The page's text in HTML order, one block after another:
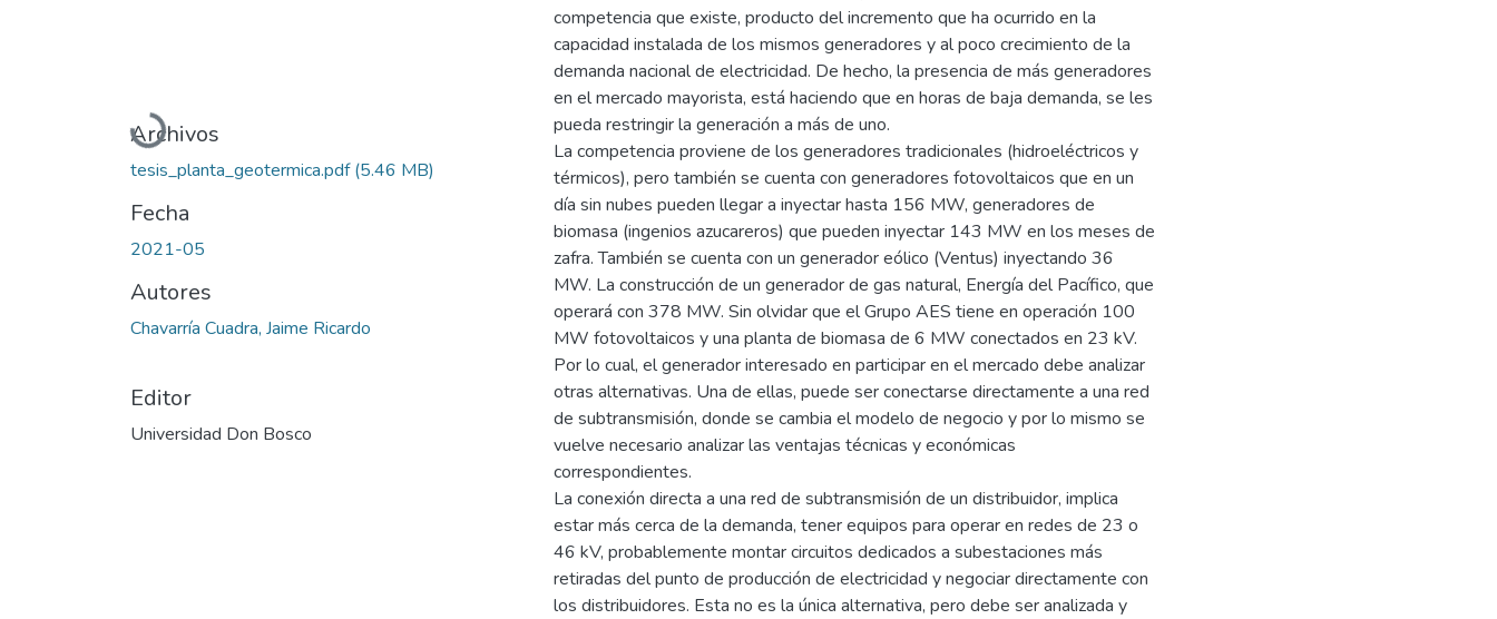
Cargando...
Archivos
tesis_planta_geotermica.pdf(5.46 MB)
Fecha
2021-05
Autores
Chavarría Cuadra, Jaime Ricardo
Editor
Universidad Don Bosco
competencia que existe, producto del incremento que ha ocurrido en la
capacidad instalada de los mismos generadores y al poco crecimiento de la
demanda nacional de electricidad. De hecho, la presencia de más generadores
en el mercado mayorista, está haciendo que en horas de baja demanda, se les
pueda restringir la generación a más de uno.
La competencia proviene de los generadores tradicionales (hidroeléctricos y
térmicos), pero también se cuenta con generadores fotovoltaicos que en un
día sin nubes pueden llegar a inyectar hasta 156 MW, generadores de
biomasa (ingenios azucareros) que pueden inyectar 143 MW en los meses de
zafra. También se cuenta con un generador eólico (Ventus) inyectando 36
MW. La construcción de un generador de gas natural, Energía del Pacífico, que
operará con 378 MW. Sin olvidar que el Grupo AES tiene en operación 100
MW fotovoltaicos y una planta de biomasa de 6 MW conectados en 23 kV.
Por lo cual, el generador interesado en participar en el mercado debe analizar
otras alternativas. Una de ellas, puede ser conectarse directamente a una red
de subtransmisión, donde se cambia el modelo de negocio y por lo mismo se
vuelve necesario analizar las ventajas técnicas y económicas
correspondientes.
La conexión directa a una red de subtransmisión de un distribuidor, implica
estar más cerca de la demanda, tener equipos para operar en redes de 23 o
46 kV, probablemente montar circuitos dedicados a subestaciones más
retiradas del punto de producción de electricidad y negociar directamente con
los distribuidores. Esta no es la única alternativa, pero debe ser analizada y